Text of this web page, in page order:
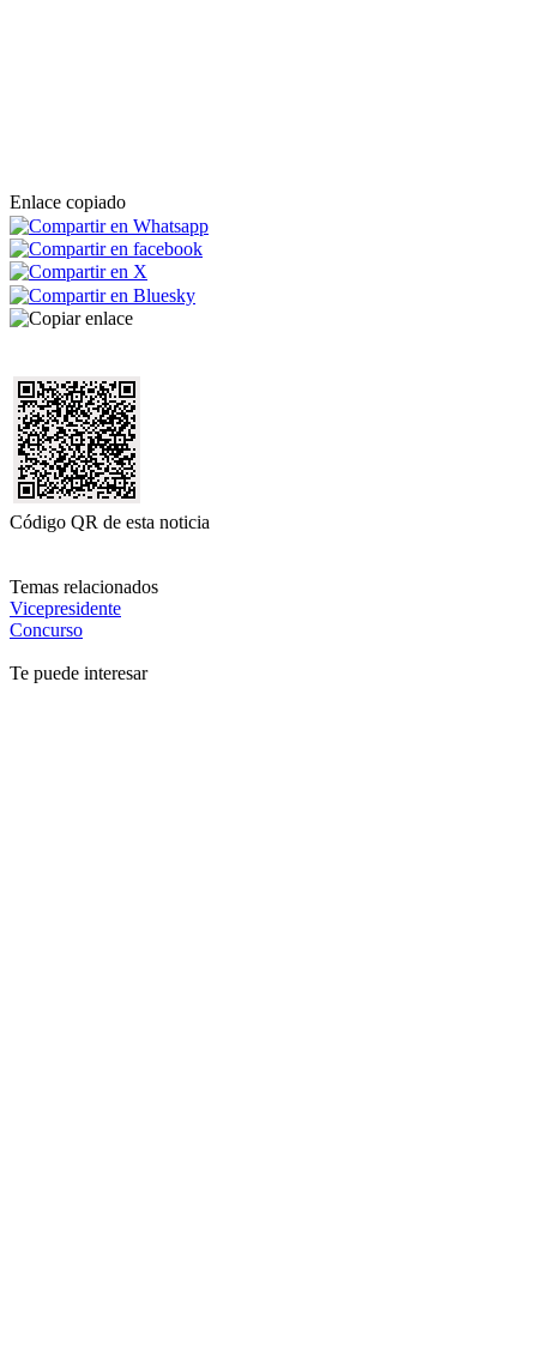
Enlace copiado
Código QR de esta noticia
Temas relacionados
Vicepresidente
Concurso
Te puede interesar